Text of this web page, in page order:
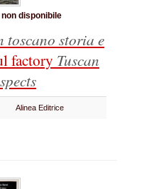
disponibile
toscano storia e
factory Tuscan
Alinea Editrice